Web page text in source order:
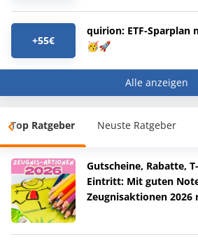
+55€
quirion: ETF-Sparplan
🥳🚀
Alle anzeigen
Top Ratgeber Neuste Ratgeber
Gutscheine, Rabatte,
Eintritt: Mit guten
Zeugnisaktionen